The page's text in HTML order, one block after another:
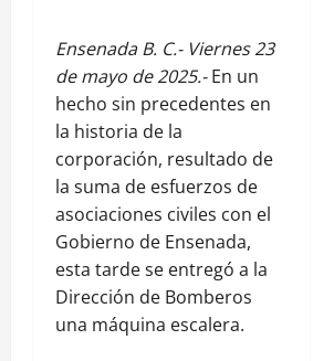
Ensenada B. C.- Viernes 23
de mayo de 2025.-En un
hecho sin precedentes en
la historia de la
corporación, resultado de
la suma de esfuerzos de
asociaciones civiles con el
Gobierno de Ensenada,
esta tarde se entregó a la
Dirección de Bomberos
una máquina escalera.